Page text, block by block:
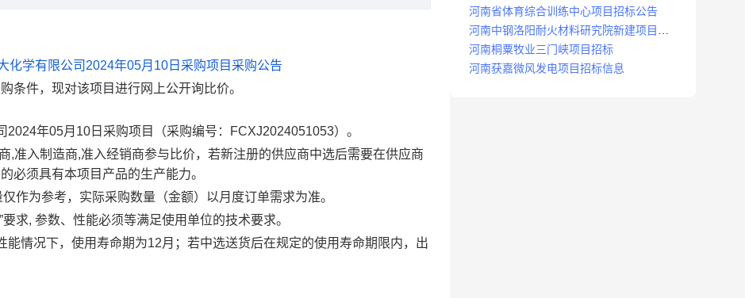
化学有限公司2024年05月10日采购项目采购公告
条件，现对该项目进行网上公开询比价。
2024年05月10日采购项目（采购编号：FCXJ2024051053）。
,准入制造商,准入经销商参与比价，若新注册的供应商中选后需要在供应商
必须具有本项目产品的生产能力。
仅作为参考，实际采购数量（金额）以月度订单需求为准。
求, 参数、性能必须等满足使用单位的技术要求。
能情况下，使用寿命期为12月；若中选送货后在规定的使用寿命期限内，出
河南省体育综合训练中心项目招标公告
河南中钢洛阳耐火材料研究院新建项目招
标
河南桐粟牧业三门峡项目招标
河南获嘉微风发电项目招标信息